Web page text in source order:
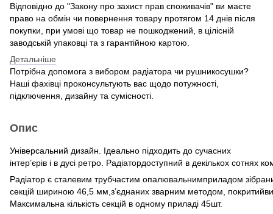
Відповідно до "Закону про захист прав споживачів" ви маєте
право на обмін чи повернення товару протягом 14 днів після
покупки, при умові що товар не пошкоджений, в цілісній
заводській упаковці та з гарантійною картою.
Детальніше
Потрібна допомога з вибором радіатора чи рушникосушки?
Наші фахівці проконсультують вас щодо потужності,
підключення, дизайну та сумісності.
Опис
Універсальний дизайн. Ідеально підходить до сучасних
інтер’єрів і в дусі ретро. Радіатордоступний в декількох сотнях
Радіатор є сталевим трубчастим опалювальнимприладом
секцій шириною 46,5 мм,з’єднаних зварним методом,
Максимальна кількість секцій в одному приладі 45шт.